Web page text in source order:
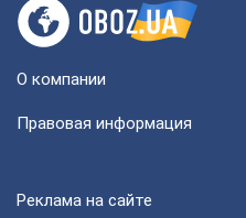
О компании
Правовая информация
Реклама на сайте